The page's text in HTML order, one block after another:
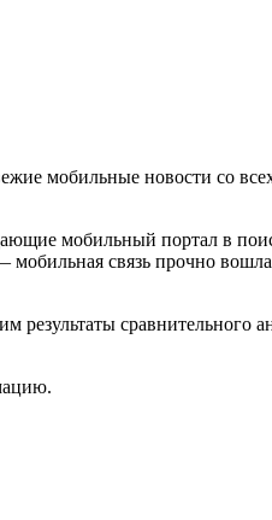
мобильные новости со всех
мобильный портал в
мобильная связь прочно
сравнительного